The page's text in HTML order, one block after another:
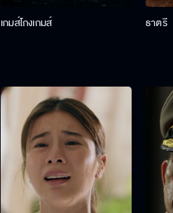
เกมส์โกงเกมส์ ธาตรี